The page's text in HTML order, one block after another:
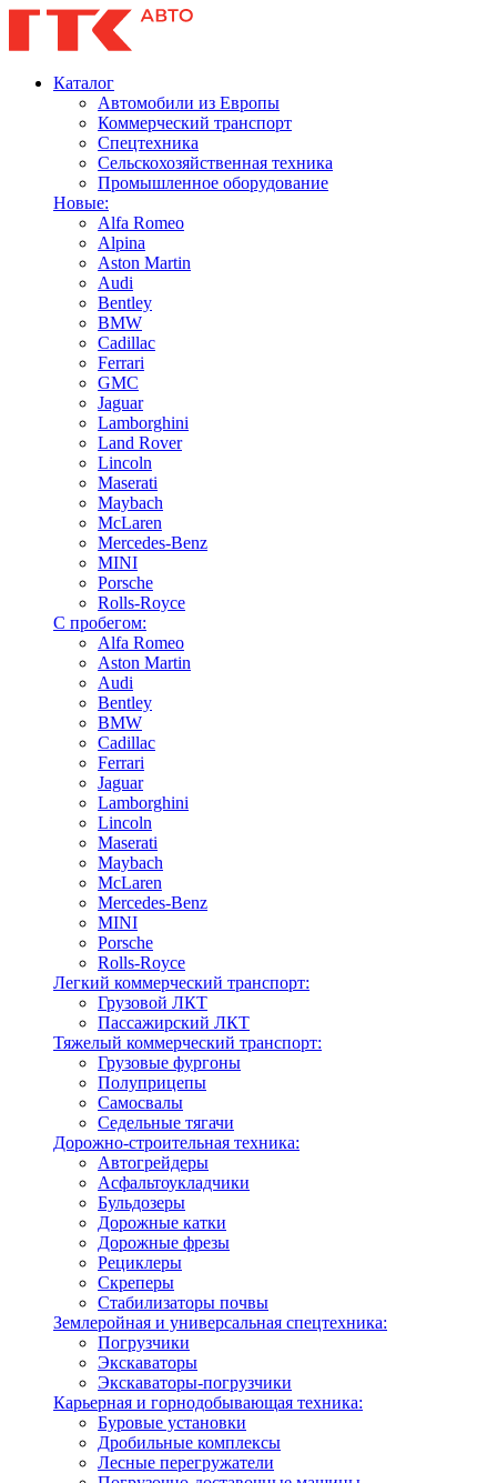
Каталог
Автомобили из Европы
Коммерческий транспорт
Спецтехника
Сельскохозяйственная техника
Промышленное оборудование
Новые:
Alfa Romeo
Alpina
Aston Martin
Audi
Bentley
BMW
Cadillac
Ferrari
GMC
Jaguar
Lamborghini
Land Rover
Lincoln
Maserati
Maybach
McLaren
Mercedes-Benz
MINI
Porsche
Rolls-Royce
С пробегом:
Alfa Romeo
Aston Martin
Audi
Bentley
BMW
Cadillac
Ferrari
Jaguar
Lamborghini
Lincoln
Maserati
Maybach
McLaren
Mercedes-Benz
MINI
Porsche
Rolls-Royce
Легкий коммерческий транспорт:
Грузовой ЛКТ
Пассажирский ЛКТ
Тяжелый коммерческий транспорт:
Грузовые фургоны
Полуприцепы
Самосвалы
Седельные тягачи
Дорожно-строительная техника:
Автогрейдеры
Асфальтоукладчики
Бульдозеры
Дорожные катки
Дорожные фрезы
Рециклеры
Скреперы
Стабилизаторы почвы
Землеройная и универсальная спецтехника:
Погрузчики
Экскаваторы
Экскаваторы-погрузчики
Карьерная и горнодобывающая техника:
Буровые установки
Дробильные комплексы
Лесные перегружатели